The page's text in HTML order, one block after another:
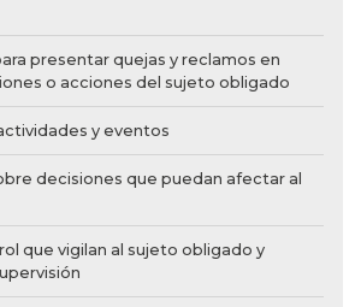
presentar quejas y reclamos en
o acciones del sujeto obligado
actividades y eventos
decisiones que puedan afectar al
que vigilan al sujeto obligado y